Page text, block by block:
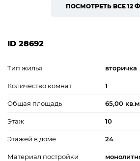
ПОСМОТРЕТЬ ВСЕ 12
ID 28692
Тип жилья вторичка
Количество комнат 1
Общая площадь 65,00
Этаж 10
Этажей в доме 24
Материал постройки